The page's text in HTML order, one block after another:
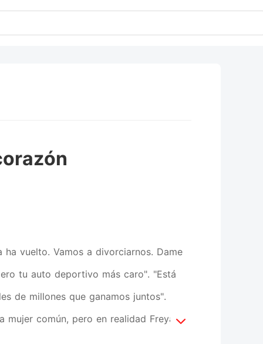
vuelto. Vamos a divorciarnos. Dame
tu auto deportivo más caro". "Está
de millones que ganamos juntos".
mujer común, pero en realidad Freya